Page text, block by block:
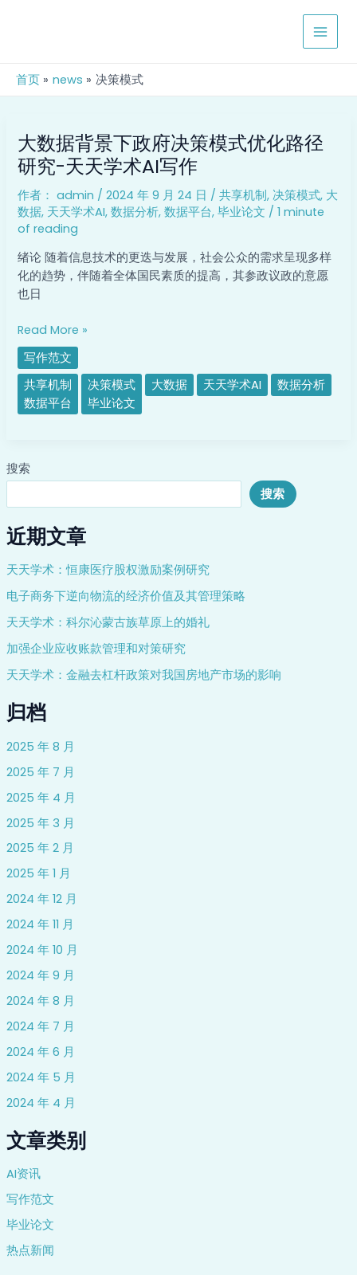
MAIN
首页 news 决策模式
搜索
搜索
近期文章
天天学术：恒康医疗股权激励案例研究
电子商务下逆向物流的经济价值及其管理策略
天天学术：科尔沁蒙古族草原上的婚礼
加强企业应收账款管理和对策研究
天天学术：金融去杠杆政策对我国房地产市场的影响
归档
2025 年 8 月
2025 年 7 月
2025 年 4 月
2025 年 3 月
2025 年 2 月
2025 年 1 月
2024 年 12 月
2024 年 11 月
2024 年 10 月
2024 年 9 月
2024 年 8 月
2024 年 7 月
2024 年 6 月
2024 年 5 月
2024 年 4 月
文章类别
AI资讯
写作范文
毕业论文
热点新闻
大数据背景下政府决策模式优化路径
研究-天天学术AI写作
作者： admin /2024 年 9 月 24 日 /共享机制,决策模式, 大
数据, 天天学术AI,数据分析,数据平台,毕业论文 /1 minute
of reading
绪论 随着信息技术的更迭与发展，社会公众的需求呈现多样
化的趋势，伴随着全体国民素质的提高，其参政议政的意愿
也日
数
据
背
景
下
政
府
决
策
模
式
化
路
径
研
天
术
AI
写
作
Read More »
写作范文
共享机制
决策模式 大数据 天天学术AI
数据分析
数据平台
毕业论文